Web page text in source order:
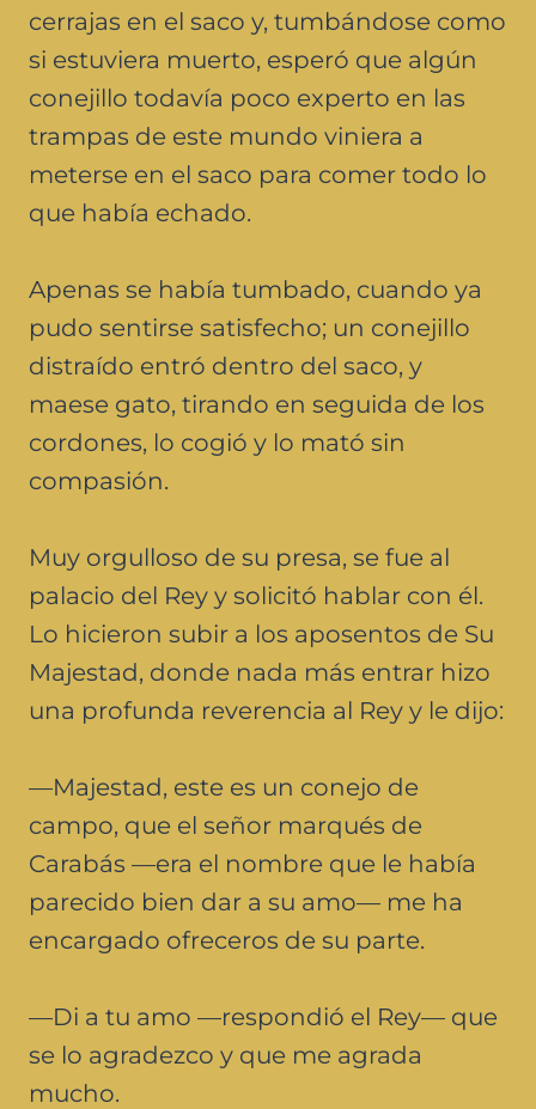
cerrajas en el saco y, tumbándose como
si estuviera muerto, esperó que algún
conejillo todavía poco experto en las
trampas de este mundo viniera a
meterse en el saco para comer todo lo
que había echado.
Apenas se había tumbado, cuando ya
pudo sentirse satisfecho; un conejillo
distraído entró dentro del saco, y
maese gato, tirando en seguida de los
cordones, lo cogió y lo mató sin
compasión.
Muy orgulloso de su presa, se fue al
palacio del Rey y solicitó hablar con él.
Lo hicieron subir a los aposentos de Su
Majestad, donde nada más entrar hizo
una profunda reverencia al Rey y le dijo:
—Majestad, este es un conejo de
campo, que el señor marqués de
Carabás —era el nombre que le había
parecido bien dar a su amo— me ha
encargado ofreceros de su parte.
—Di a tu amo —respondió el Rey— que
se lo agradezco y que me agrada
mucho.